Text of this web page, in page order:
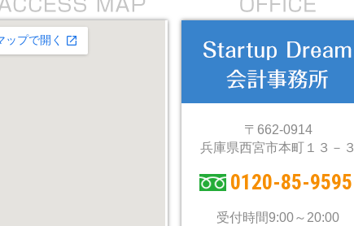
〒662-0914
兵庫県西宮市本町１３－３
0120-85-9595
受付時間9:00～20:00